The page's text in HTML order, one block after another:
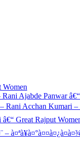
Women
Ajabde Panwar
– Rani Acchan Kumari
â€“ Great Rajput